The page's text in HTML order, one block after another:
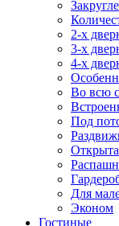
2-х
3-х
4-х
Во всю
Под
Для
Эконом
Гостиные